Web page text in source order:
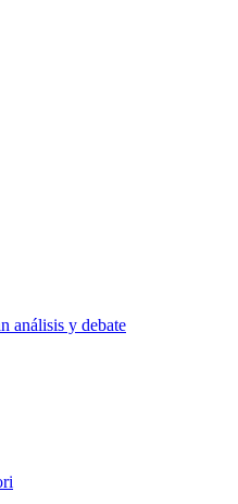
análisis y debate